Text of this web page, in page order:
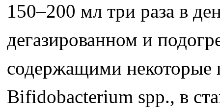
150–200 мл три раза в
дегазированном и
содержащими
Bifidobacterium spp., в